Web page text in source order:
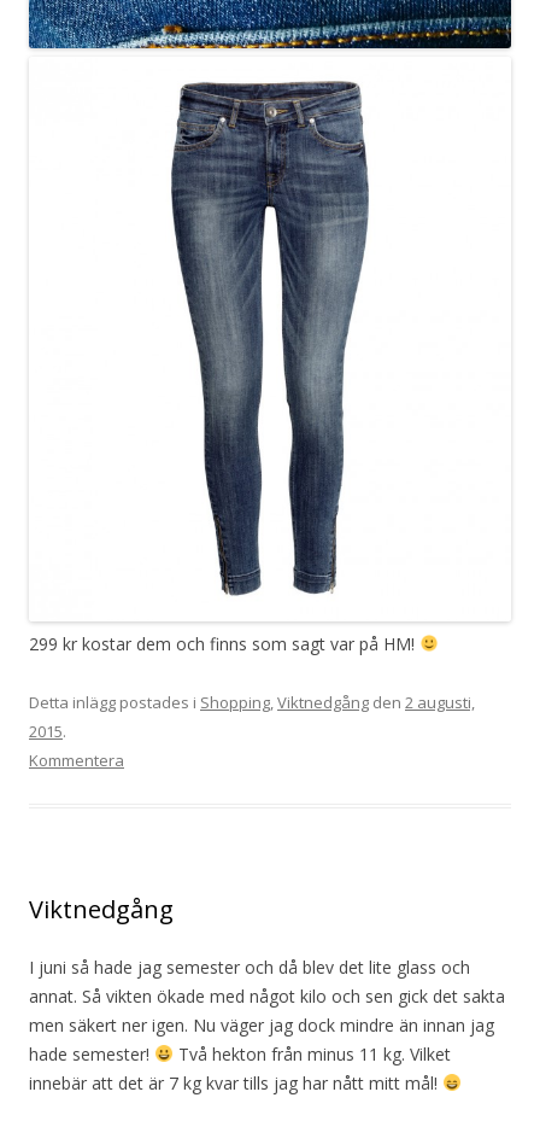
299 kr kostar dem och finns som sagt var på HM!
Detta inlägg postades i Shopping,Viktnedgång den 2 augusti,
2015.
Kommentera
Viktnedgång
I juni så hade jag semester och då blev det lite glass och
annat. Så vikten ökade med något kilo och sen gick det sakta
men säkert ner igen. Nu väger jag dock mindre än innan jag
hade semester!
Två hekton från minus 11 kg. Vilket
innebär att det är 7 kg kvar tills jag har nått mitt mål!